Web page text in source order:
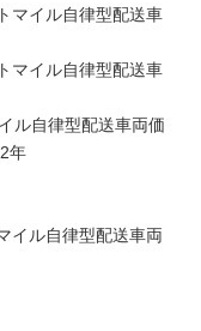
マイル自律型配送車
マイル自律型配送車
ル自律型配送車両価
年
イル自律型配送車両